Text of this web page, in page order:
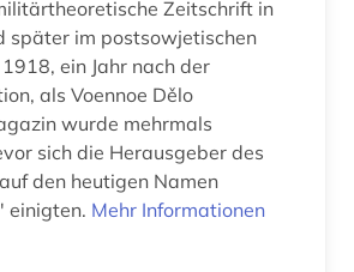
warschauer pakt (1)
werkausgabe (1)
(3)
wirtschaftswissenschaften (1)
Zeitschrift in
später im postsowjetischen
ein Jahr nach der
als Voennoe Dělo
wurde mehrmals
sich die Herausgeber des
den heutigen Namen
einigten. Mehr Informationen